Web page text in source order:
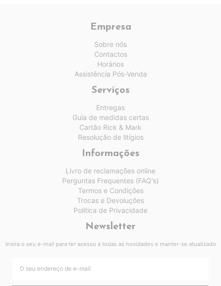
Empresa
Sobre nós
Contactos
Horários
Assistência Pós-Venda
Serviços
Entregas
Guia de medidas certas
Cartão Rick & Mark
Resolução de litígios
Informações
Livro de reclamações online
Perguntas Frequentes (FAQ's)
Termos e Condições
Trocas e Devoluções
Política de Privacidade
Newsletter
Insira o seu e-mail para ter acesso a todas as novidades e manter-se atualizado